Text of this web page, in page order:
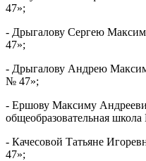
47»;
- Дрыгалову Сергею
47»;
- Дрыгалову Андрею
№ 47»;
- Ершову Максиму
общеобразовательная
- Качесовой Татьяне
47»;